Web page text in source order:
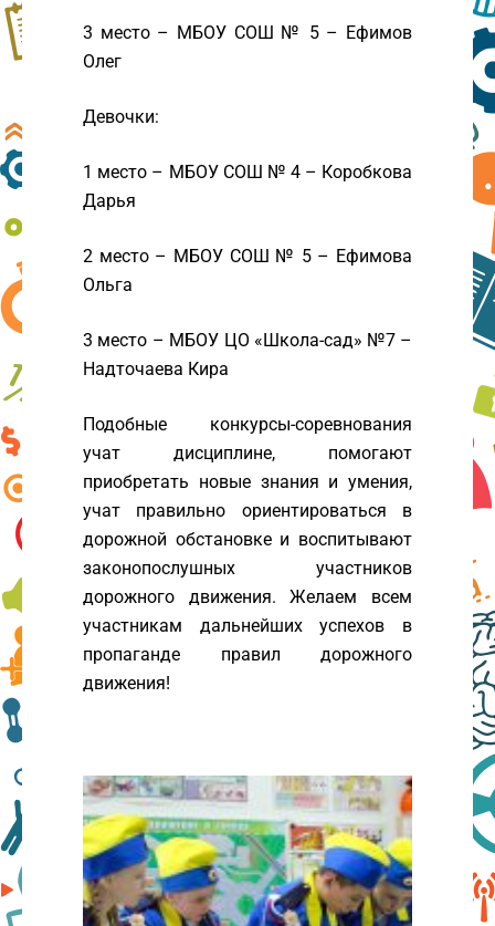
3 место – МБОУ СОШ № 5 – Ефимов
Олег
Девочки:
1 место – МБОУ СОШ № 4 – Коробкова
Дарья
2 место – МБОУ СОШ № 5 – Ефимова
Ольга
3 место – МБОУ ЦО «Школа-сад» №7 –
Надточаева Кира
Подобные конкурсы-соревнования
учат дисциплине, помогают
приобретать новые знания и умения,
учат правильно ориентироваться в
дорожной обстановке и воспитывают
законопослушных участников
дорожного движения. Желаем всем
участникам дальнейших успехов в
пропаганде правил дорожного
движения!